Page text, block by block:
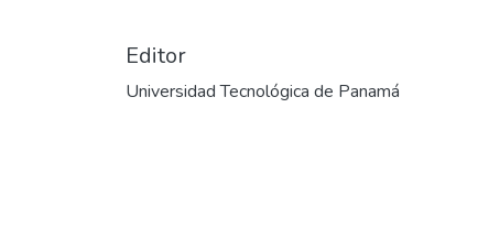
Editor
Universidad Tecnológica de Panamá